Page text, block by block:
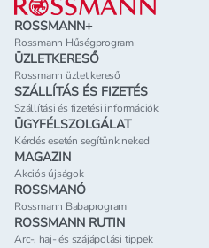
ROSSMANN+
Rossmann Hűségprogram
ÜZLETKERESŐ
Rossmann üzlet kereső
SZÁLLÍTÁS ÉS FIZETÉS
Szállítási és fizetési információk
ÜGYFÉLSZOLGÁLAT
Kérdés esetén segítünk neked
MAGAZIN
Akciós újságok
ROSSMANÓ
Rossmann Babaprogram
ROSSMANN RUTIN
Arc-, haj- és szájápolási tippek